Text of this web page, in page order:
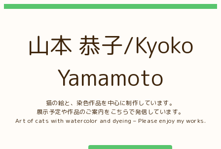
山本 恭子/Kyoko
Yamamoto
猫の絵と、染色作品を中心に制作しています。
展示予定や作品のご案内をこちらで発信しています。
Art of cats with watercolor and dyeing – Please enjoy my works.